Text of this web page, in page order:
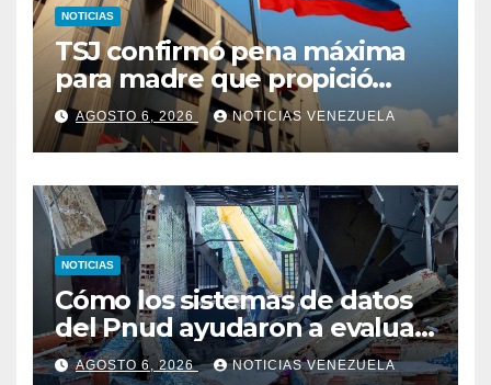
NOTICIAS
TSJ confirmó pena máxima
para madre que propició
abuso y asesinato de su hijo
AGOSTO 6, 2026 NOTICIAS VENEZUELA
NOTICIAS
Cómo los sistemas de datos
del Pnud ayudaron a evaluar
el sismo y tomar decisiones
AGOSTO 6, 2026 NOTICIAS VENEZUELA